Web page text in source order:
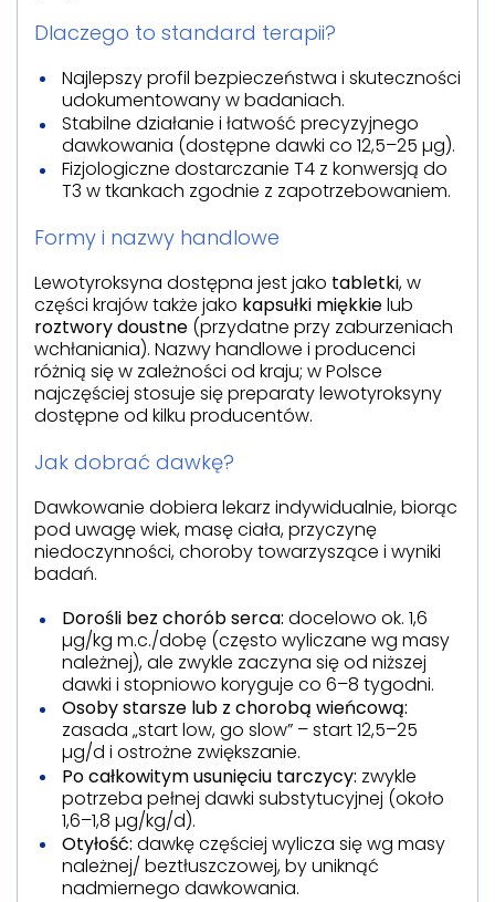
Dlaczego to standard terapii?
Najlepszy profil bezpieczeństwa i skuteczności
udokumentowany w badaniach.
Stabilne działanie i łatwość precyzyjnego
dawkowania (dostępne dawki co 12,5–25 µg).
Fizjologiczne dostarczanie T4 z konwersją do
T3 w tkankach zgodnie z zapotrzebowaniem.
Formy i nazwy handlowe
Lewotyroksyna dostępna jest jako tabletki, w
części krajów także jako kapsułki miękkielub
roztwory doustne (przydatne przy zaburzeniach
wchłaniania). Nazwy handlowe i producenci
różnią się w zależności od kraju; w Polsce
najczęściej stosuje się preparaty lewotyroksyny
dostępne od kilku producentów.
Jak dobrać dawkę?
Dawkowanie dobiera lekarz indywidualnie, biorąc
pod uwagę wiek, masę ciała, przyczynę
niedoczynności, choroby towarzyszące i wyniki
badań.
Dorośli bez chorób serca: docelowo ok. 1,6
µg/kg m.c./dobę (często wyliczane wg masy
należnej), ale zwykle zaczyna się od niższej
dawki i stopniowo koryguje co 6–8 tygodni.
Osoby starsze lub z chorobą wieńcową:
zasada „start low, go slow” – start 12,5–25
µg/d i ostrożne zwiększanie.
Po całkowitym usunięciu tarczycy: zwykle
potrzeba pełnej dawki substytucyjnej (około
1,6–1,8 µg/kg/d).
Otyłość: dawkę częściej wylicza się wg masy
należnej/ beztłuszczowej, by uniknąć
nadmiernego dawkowania.